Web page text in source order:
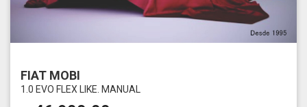
FIAT MOBI
1.0 EVO FLEX LIKE. MANUAL